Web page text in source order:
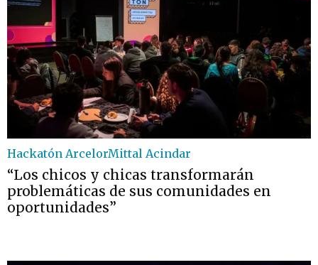
Hackatón ArcelorMittal Acindar
“Los chicos y chicas transformarán
problemáticas de sus comunidades en
oportunidades”